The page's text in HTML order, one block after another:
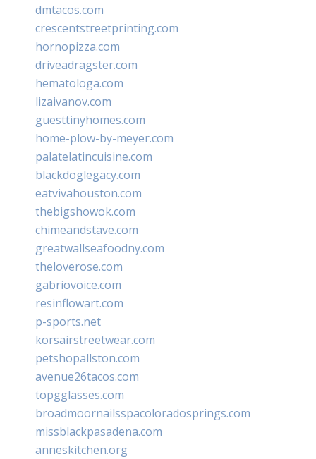
dmtacos.com
crescentstreetprinting.com
hornopizza.com
driveadragster.com
hematologa.com
lizaivanov.com
guesttinyhomes.com
home-plow-by-meyer.com
palatelatincuisine.com
blackdoglegacy.com
eatvivahouston.com
thebigshowok.com
chimeandstave.com
greatwallseafoodny.com
theloverose.com
gabriovoice.com
resinflowart.com
p-sports.net
korsairstreetwear.com
petshopallston.com
avenue26tacos.com
topgglasses.com
broadmoornailsspacoloradosprings.com
missblackpasadena.com
anneskitchen.org